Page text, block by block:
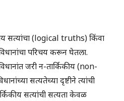
सत्यांचा (logical truths) किंवा
परिचय करून घेतला.
जरी न-तार्किकीय (non-
सत्यतेच्या दृष्टीने त्यांची
सत्यांची सत्यता केवळ